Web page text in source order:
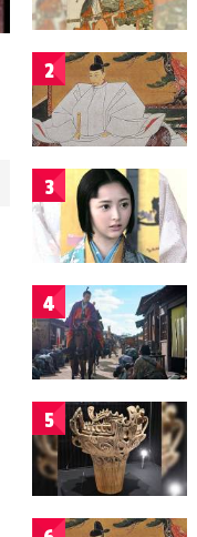
2
3
4
5